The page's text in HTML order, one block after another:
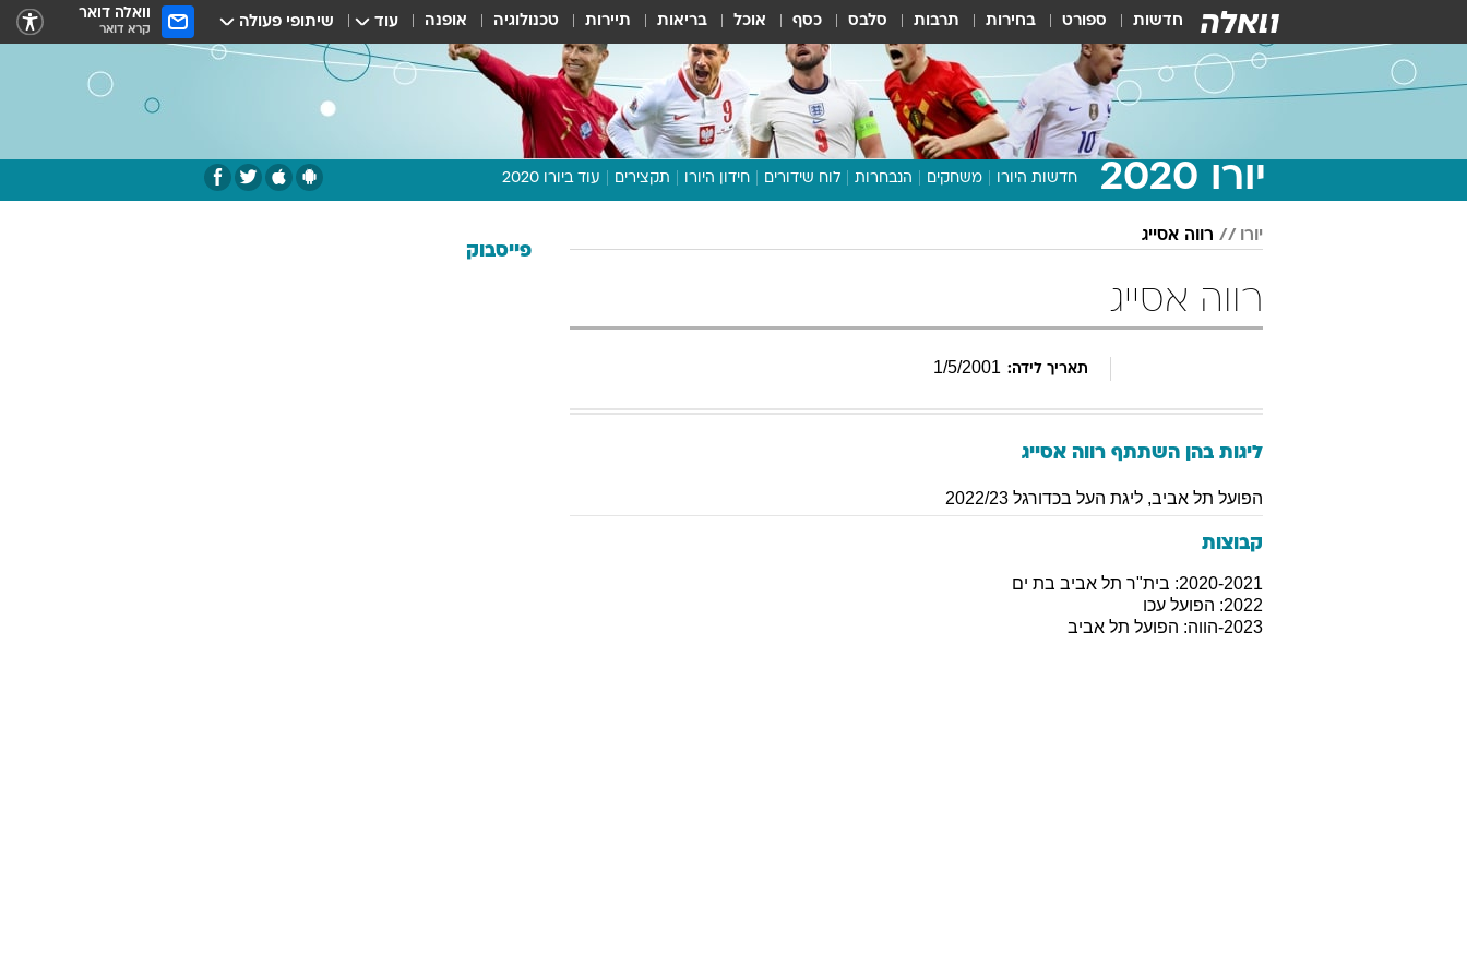
חדשות ספורט בחירות תרבות סלבס כסף אוכל בריאות תיירות טכנולוגיה אופנה עוד שיתופי פעולה וואלה דואר
קרא דואר
יורו 2020 חדשות היורו משחקים הנבחרות לוח שידורים חידון היורו תקצירים עוד ביורו 2020
תכנית היורו
יורו רווה אסייג
רווה אסייג
תאריך לידה: 1/5/2001
ליגות בהן השתתף רווה אסייג
הפועל תל אביב, ליגת העל בכדורגל 2022/23
קבוצות
2020-2021: בית"ר תל אביב בת ים
2022: הפועל עכו
2023-הווה: הפועל תל אביב
פייסבוק